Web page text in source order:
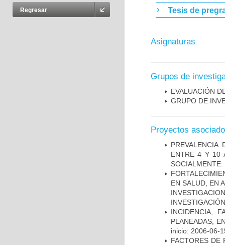
Regresar
Tesis de
Asignaturas
Grupos de
EVALUACIÓN
GRUPO DE
Proyectos
PREVALENCIA
ENTRE 4 Y 10
SOCIALMENTE.
EN SALUD, EN
INCIDENCIA,
PLANEADAS,
inicio: 2006-06-
FACTORES DE